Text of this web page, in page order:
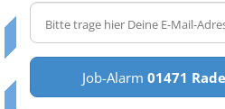
Job-Alarm 01471